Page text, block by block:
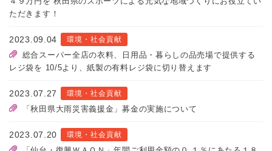
ただきます！
2023.09.04 環境・社会貢献
総合スーパー全店の衣料、日用品・暮らしの品売場で提供する
レジ袋を 10/5より、紙製の有料レジ袋に切り替えます
2023.07.27 環境・社会貢献
「秋田県大雨災害義援金」募金の実施について
2023.07.20 環境・社会貢献